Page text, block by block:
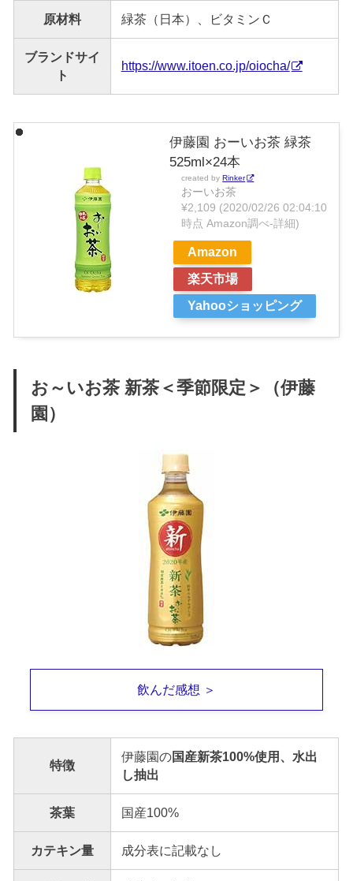
原材料 緑茶（日本）、ビタミンＣ
ブランドサイ
ト
https://www.itoen.co.jp/oiocha/
伊藤園 おーいお茶 緑茶
525ml×24本
created byRinker
おーいお茶
¥2,109 (2020/02/26 02:04:10
時点 Amazon調べ-詳細)
Amazon
楽天市場
Yahooショッピング
お～いお茶 新茶＜季節限定＞（伊藤
園）
飲んだ感想 ＞
特徴
伊藤園の国産新茶100%使用、水出
し抽出
茶葉 国産100%
カテキン量 成分表に記載なし